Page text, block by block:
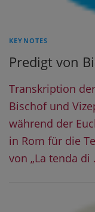
KEYNOTES
Predigt von
Transkription
Bischof und
während der
in Rom für die
von „La tenda di